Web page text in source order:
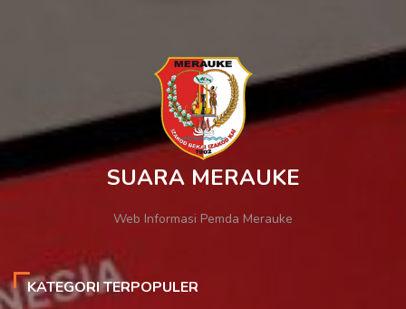
SUARA MERAUKE
Web Informasi Pemda Merauke
KATEGORI TERPOPULER